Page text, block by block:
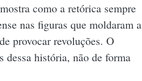
como a retórica sempre
nas figuras que moldaram a
provocar revoluções. O
dessa história, não de forma